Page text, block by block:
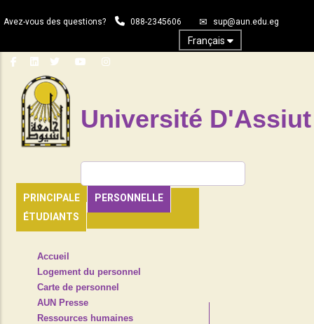
au
principal
Avez-vous des questions? 088-2345606 sup@aun.edu.eg
Français
Université D'Assiut
PRINCIPALE
PERSONNELLE
ÉTUDIANTS
HEADER
NAVIGATION
Accueil
Logement du personnel
Carte de personnel
AUN Presse
Ressources humaines